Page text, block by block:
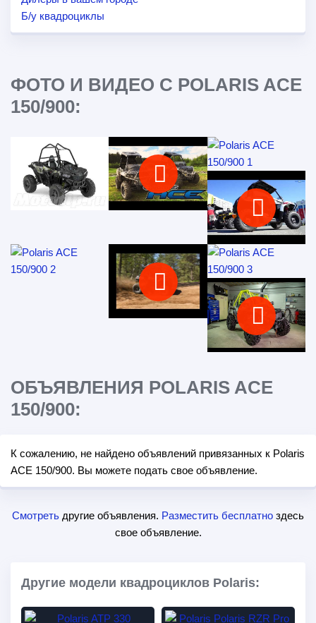
Б/у квадроциклы
ФОТО И ВИДЕО С POLARIS ACE
150/900:
ОБЪЯВЛЕНИЯ POLARIS ACE
150/900:
К сожалению, не найдено объявлений привязанных к Polaris
ACE 150/900. Вы можете подать свое объявление.
Смотреть другие объявления. Разместить бесплатно здесь
свое объявление.
Другие модели квадроциклов Polaris: